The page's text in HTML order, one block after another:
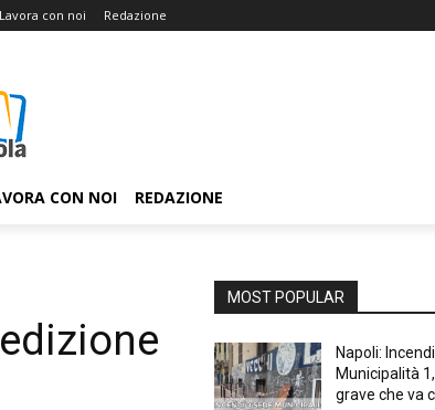
Lavora con noi Redazione
CON NOI REDAZIONE
MOST POPULAR
Napoli:
Municipalità
grave che va